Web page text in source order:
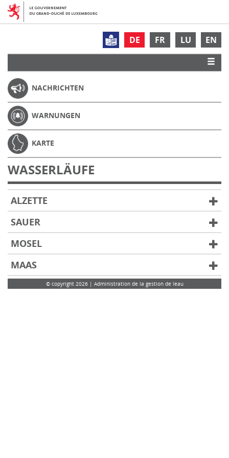
DE FR LU EN
NACHRICHTEN
WARNUNGEN
KARTE
WASSERLÄUFE
ALZETTE
SAUER
MOSEL
MAAS
© copyright 2026 | Administration de la gestion de leau